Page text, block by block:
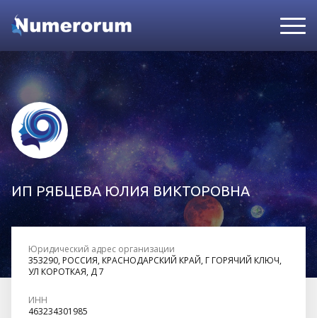
ИП РЯБЦЕВА ЮЛИЯ ВИКТОРОВНА
Юридический адрес организации
353290, РОССИЯ, КРАСНОДАРСКИЙ КРАЙ, Г ГОРЯЧИЙ КЛЮЧ,
УЛ КОРОТКАЯ, Д 7
ИНН
463234301985